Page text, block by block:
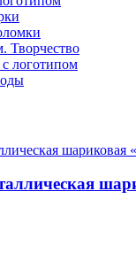
Творчество
логотипом